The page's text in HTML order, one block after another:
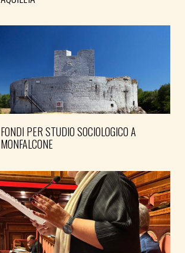
FONDI PER STUDIO SOCIOLOGICO A
MONFALCONE